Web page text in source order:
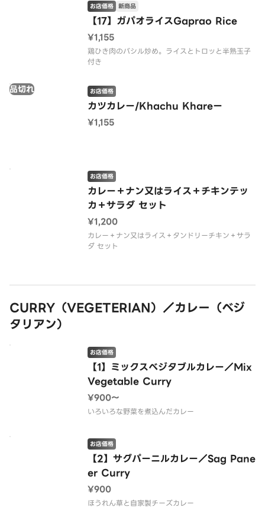
【17】ガパオライスGaprao Rice
お店価格 新商品
¥1,155
鶏ひき肉のバシル炒め。ライスとトロッと半熟玉子
付き
カツカレー/Khachu Khareー
品切れ お店価格
¥1,155
カレー＋ナン又はライス＋チキンテッ
カ＋サラダ セット
お店価格
¥1,200
カレー＋ナン又はライス＋タンドリーチキン＋サラ
ダ セット
CURRY（VEGETERIAN）／カレー（ベジ
タリアン）
【1】ミックスベジタブルカレー／Mix
Vegetable Curry
お店価格
¥900〜
いろいろな野菜を煮込んだカレー
【2】サグパーニルカレー／Sag Pane
er Curry
お店価格
¥900
ほうれん草と自家製チーズカレー